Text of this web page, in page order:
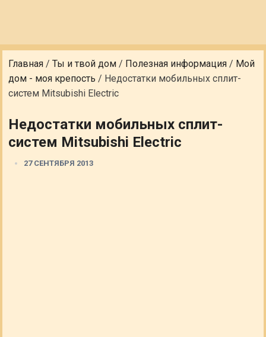
Главная /Ты и твой дом / Полезная информация / Мой
дом - моя крепость / Недостатки мобильных сплит-
систем Mitsubishi Electric
Недостатки мобильных сплит-
систем Mitsubishi Electric
27 СЕНТЯБРЯ 2013